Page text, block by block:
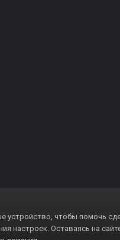
устройство, чтобы помочь
настроек. Оставаясь на